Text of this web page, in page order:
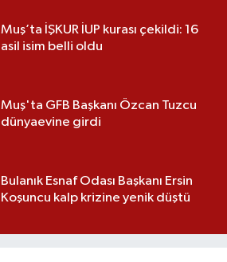
Muş’ta İŞKUR İUP kurası çekildi: 16
asil isim belli oldu
Muş'ta GFB Başkanı Özcan Tuzcu
dünyaevine girdi
Bulanık Esnaf Odası Başkanı Ersin
Koşuncu kalp krizine yenik düştü